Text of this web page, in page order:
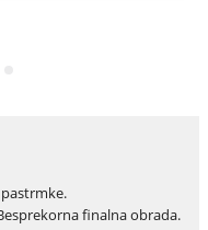
finalna obrada.